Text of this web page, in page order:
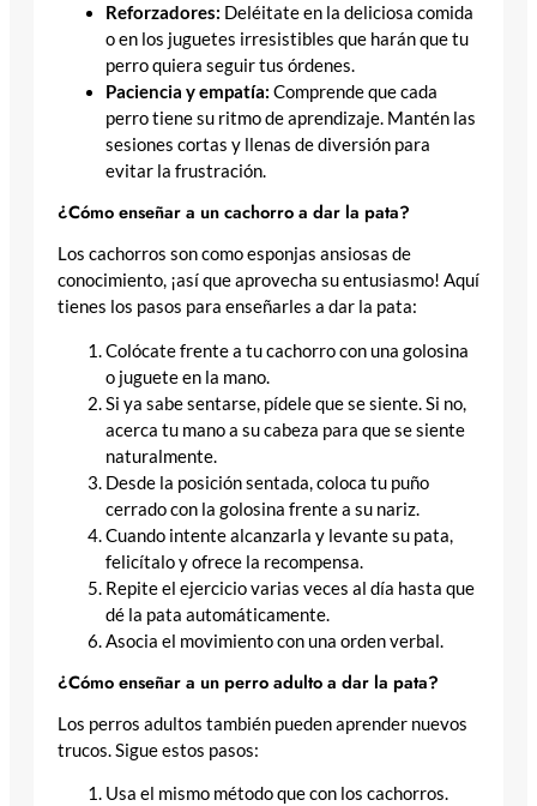
Reforzadores: Deléitate en la deliciosa comida
o en los juguetes irresistibles que harán que tu
perro quiera seguir tus órdenes.
Paciencia y empatía: Comprende que cada
perro tiene su ritmo de aprendizaje. Mantén las
sesiones cortas y llenas de diversión para
evitar la frustración.
¿Cómo enseñar a un cachorro a dar la pata?
Los cachorros son como esponjas ansiosas de
conocimiento, ¡así que aprovecha su entusiasmo! Aquí
tienes los pasos para enseñarles a dar la pata:
Colócate frente a tu cachorro con una golosina
o juguete en la mano.
Si ya sabe sentarse, pídele que se siente. Si no,
acerca tu mano a su cabeza para que se siente
naturalmente.
Desde la posición sentada, coloca tu puño
cerrado con la golosina frente a su nariz.
Cuando intente alcanzarla y levante su pata,
felicítalo y ofrece la recompensa.
Repite el ejercicio varias veces al día hasta que
dé la pata automáticamente.
Asocia el movimiento con una orden verbal.
¿Cómo enseñar a un perro adulto a dar la pata?
Los perros adultos también pueden aprender nuevos
trucos. Sigue estos pasos:
Usa el mismo método que con los cachorros.